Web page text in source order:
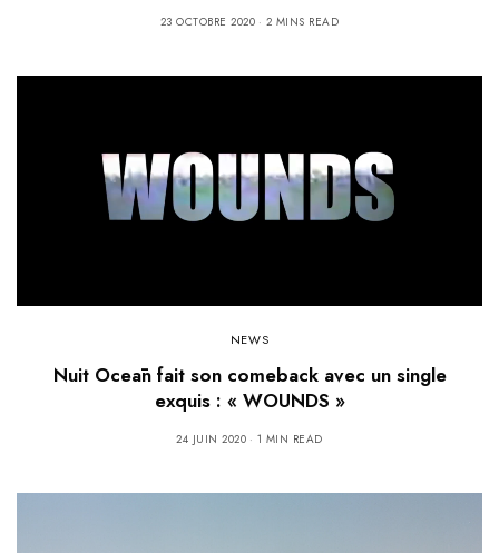
23 OCTOBRE 2020 2 MINS READ
NEWS
Nuit Oceān fait son comeback avec un single
exquis : « WOUNDS »
24 JUIN 2020 1 MIN READ